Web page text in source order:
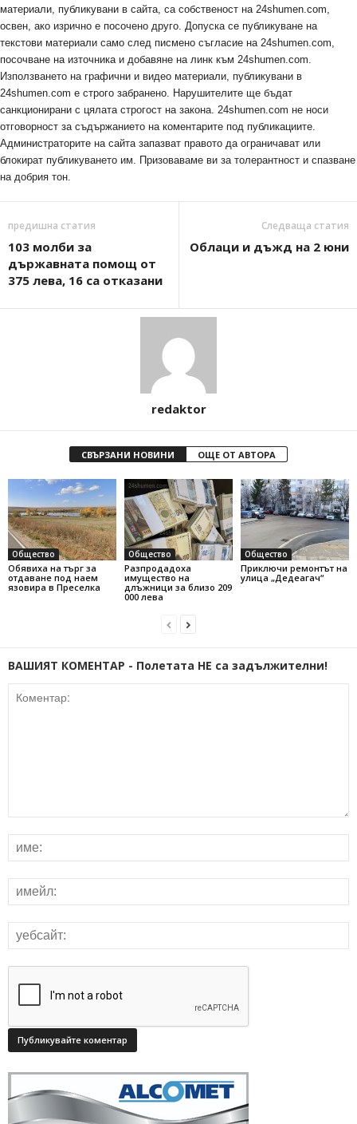
материали, публикувани в сайта, са собственост на 24shumen.com,
освен, ако изрично е посочено друго. Допуска се публикуване на
текстови материали само след писмено съгласие на 24shumen.com,
посочване на източника и добавяне на линк към 24shumen.com.
Използването на графични и видео материали, публикувани в
24shumen.com е строго забранено. Нарушителите ще бъдат
санкционирани с цялата строгост на закона. 24shumen.com не носи
отговорност за съдържанието на коментарите под публикациите.
Администраторите на сайта запазват правото да ограничават или
блокират публикуването им. Призоваваме ви за толерантност и спазване
на добрия тон.
предишна статия
103 молби за
държавната помощ от
375 лева, 16 са отказани
Следваща статия
Облаци и дъжд на 2 юни
redaktor
СВЪРЗАНИ НОВИНИ ОЩЕ ОТ АВТОРА
Общество
Обявиха на търг за
отдаване под наем
язовира в Преселка
Общество
Разпродадоха
имущество на
длъжници за близо 209
000 лева
Общество
Приключи ремонтът на
улица „Дедеагач“
ВАШИЯТ КОМЕНТАР - Полетата НЕ са задължителни!